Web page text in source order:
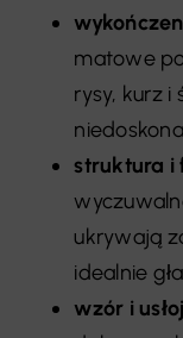
matowe
rysy, kurz i
struktura i
ukrywają
idealnie
wzór i